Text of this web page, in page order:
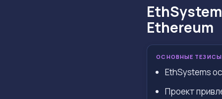
Ethereum
ОСНОВНЫЕ ТЕЗИСЫ
EthSystems
Проект